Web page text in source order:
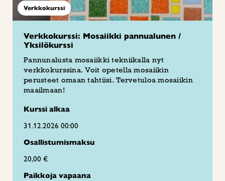
Verkkokurssi
Verkkokurssi: Mosaiikki pannualunen /
Yksilökurssi
Pannunalusta mosaiikki tekniikalla nyt
verkkokurssina. Voit opetella mosaiikin
perusteet omaan tahtiisi. Tervetuloa mosaiikin
maailmaan!
Kurssi alkaa
31.12.2026 00:00
Osallistumismaksu
20,00 €
Paikkoja vapaana